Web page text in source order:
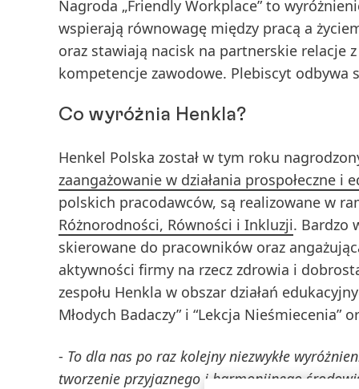
Nagroda „Friendly Workplace” to
wspierają równowagę między pracą a
oraz stawiają nacisk na partnerskie relacje
kompetencje zawodowe. Plebiscyt odbywa
Co wyróżnia Henkla?
Henkel Polska został w tym roku
zaangażowanie w działania prospołeczne i
polskich pracodawców, są realizowane w
Różnorodności, Równości i Inkluzji. Bardzo
skierowane do pracowników oraz
aktywności firmy na rzecz zdrowia i
zespołu Henkla w obszar działań
Młodych Badaczy” i “Lekcja Nieśmiecenia”
- To dla nas po raz kolejny niezwykłe
tworzenie przyjaznego i harmonijnego